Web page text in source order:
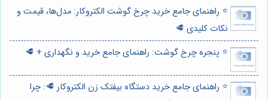
⭐️ راهنمای جامع خرید چرخ گوشت الکتروکار: مدل‌ها، قیمت و
نکات کلیدی 🥩
⭐️ پنجره چرخ گوشت: راهنمای جامع خرید و نگهداری + 🥩
⭐️ راهنمای جامع خرید دستگاه بیفتک زن الکتروکار 🥩: چرا